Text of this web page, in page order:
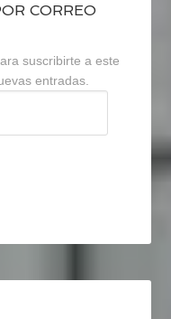
CORREO
suscribirte a este
entradas.